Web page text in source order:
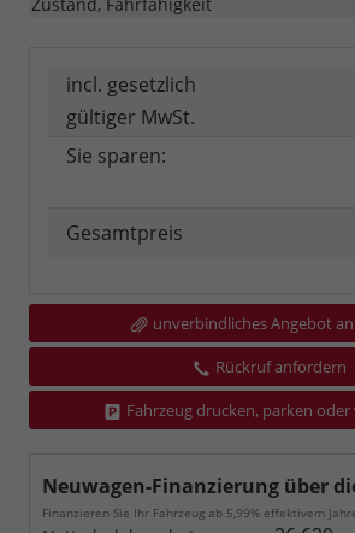
incl. gesetzlich
gültiger MwSt.
Sie sparen:
Gesamtpreis
unverbindliches Angebot
Rückruf anfordern
Fahrzeug drucken, parken oder
Neuwagen-Finanzierung über
Finanzieren Sie Ihr Fahrzeug ab 5,99% effektivem